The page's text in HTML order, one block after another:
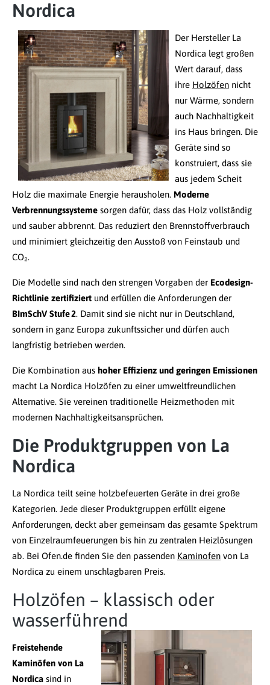
Nordica
Der Hersteller La
Nordica legt großen
Wert darauf, dass
ihre Holzöfen nicht
nur Wärme, sondern
auch Nachhaltigkeit
ins Haus bringen. Die
Geräte sind so
konstruiert, dass sie
aus jedem Scheit
Holz die maximale Energie herausholen. Moderne
Verbrennungssysteme sorgen dafür, dass das Holz vollständig
und sauber abbrennt. Das reduziert den Brennstoffverbrauch
und minimiert gleichzeitig den Ausstoß von Feinstaub und
CO₂.
Die Modelle sind nach den strengen Vorgaben der Ecodesign-
Richtlinie zertifiziert und erfüllen die Anforderungen der
BImSchV Stufe 2. Damit sind sie nicht nur in Deutschland,
sondern in ganz Europa zukunftssicher und dürfen auch
langfristig betrieben werden.
Die Kombination aus hoher Effizienz und geringen Emissionen
macht La Nordica Holzöfen zu einer umweltfreundlichen
Alternative. Sie vereinen traditionelle Heizmethoden mit
modernen Nachhaltigkeitsansprüchen.
Die Produktgruppen von La
Nordica
La Nordica teilt seine holzbefeuerten Geräte in drei große
Kategorien. Jede dieser Produktgruppen erfüllt eigene
Anforderungen, deckt aber gemeinsam das gesamte Spektrum
von Einzelraumfeuerungen bis hin zu zentralen Heizlösungen
ab. Bei Ofen.de finden Sie den passenden Kaminofen von La
Nordica zu einem unschlagbaren Preis.
Holzöfen – klassisch oder
wasserführend
Freistehende
Kaminöfen von La
Nordica sind in